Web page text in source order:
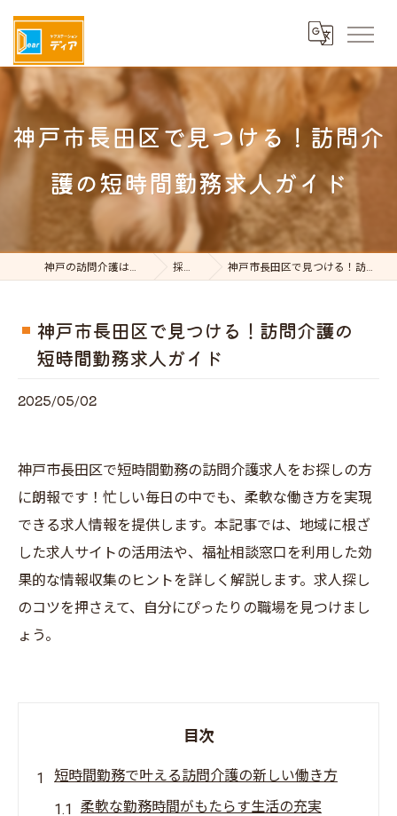
神戸市長田区で見つける！訪問介
護の短時間勤務求人ガイド
神戸の訪問介護はケアステーションDear 採用ブログ 神戸市長田区で見つける！訪問介護の短時間勤務求人ガイド
神戸市長田区で見つける！訪問介護の
短時間勤務求人ガイド
2025/05/02
神戸市長田区で短時間勤務の訪問介護求人をお探しの方
に朗報です！忙しい毎日の中でも、柔軟な働き方を実現
できる求人情報を提供します。本記事では、地域に根ざ
した求人サイトの活用法や、福祉相談窓口を利用した効
果的な情報収集のヒントを詳しく解説します。求人探し
のコツを押さえて、自分にぴったりの職場を見つけまし
ょう。
目次
短時間勤務で叶える訪問介護の新しい働き方
柔軟な勤務時間がもたらす生活の充実